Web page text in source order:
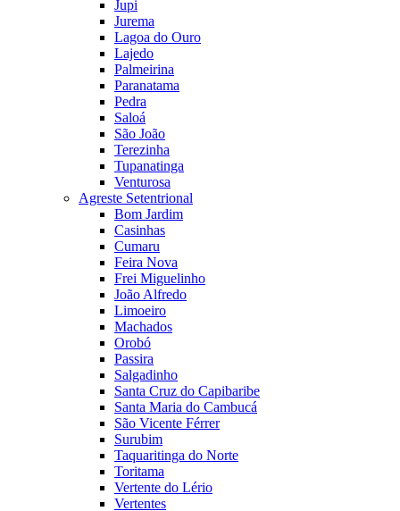
Jupi
Jurema
Lagoa do Ouro
Lajedo
Palmeirina
Paranatama
Pedra
Saloá
São João
Terezinha
Tupanatinga
Venturosa
Agreste Setentrional
Bom Jardim
Casinhas
Cumaru
Feira Nova
Frei Miguelinho
João Alfredo
Limoeiro
Machados
Orobó
Passira
Salgadinho
Santa Cruz do Capibaribe
Santa Maria do Cambucá
São Vicente Férrer
Surubim
Taquaritinga do Norte
Toritama
Vertente do Lério
Vertentes